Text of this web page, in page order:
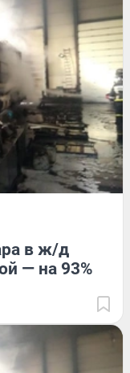
в ж/д
— на 93%